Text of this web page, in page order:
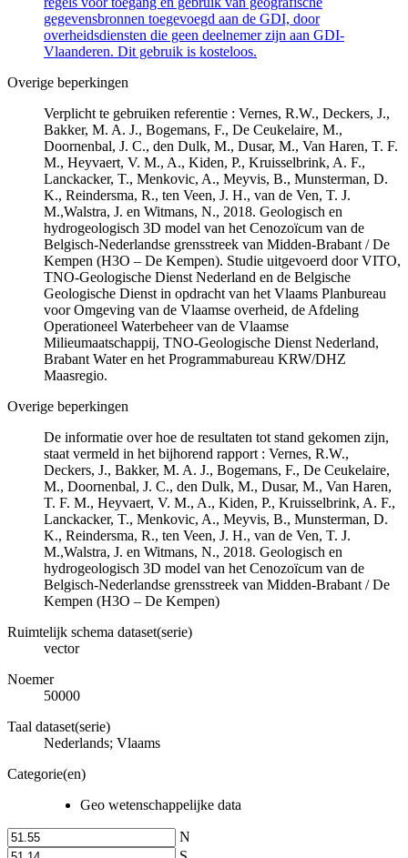
gegevensbronnen toegevoegd aan de GDI, door
overheidsdiensten die geen deelnemer zijn aan GDI-
Vlaanderen. Dit gebruik is kosteloos.
Overige beperkingen
Verplicht te gebruiken referentie : Vernes, R.W., Deckers, J.,
Bakker, M. A. J., Bogemans, F., De Ceukelaire, M.,
Doornenbal, J. C., den Dulk, M., Dusar, M., Van Haren, T. F.
M., Heyvaert, V. M., A., Kiden, P., Kruisselbrink, A. F.,
Lanckacker, T., Menkovic, A., Meyvis, B., Munsterman, D.
K., Reindersma, R., ten Veen, J. H., van de Ven, T. J.
M.,Walstra, J. en Witmans, N., 2018. Geologisch en
hydrogeologisch 3D model van het Cenozoïcum van de
Belgisch-Nederlandse grensstreek van Midden-Brabant / De
Kempen (H3O – De Kempen). Studie uitgevoerd door VITO,
TNO-Geologische Dienst Nederland en de Belgische
Geologische Dienst in opdracht van het Vlaams Planbureau
voor Omgeving van de Vlaamse overheid, de Afdeling
Operationeel Waterbeheer van de Vlaamse
Milieumaatschappij, TNO-Geologische Dienst Nederland,
Brabant Water en het Programmabureau KRW/DHZ
Maasregio.
Overige beperkingen
De informatie over hoe de resultaten tot stand gekomen zijn,
staat vermeld in het bijhorend rapport : Vernes, R.W.,
Deckers, J., Bakker, M. A. J., Bogemans, F., De Ceukelaire,
M., Doornenbal, J. C., den Dulk, M., Dusar, M., Van Haren,
T. F. M., Heyvaert, V. M., A., Kiden, P., Kruisselbrink, A. F.,
Lanckacker, T., Menkovic, A., Meyvis, B., Munsterman, D.
K., Reindersma, R., ten Veen, J. H., van de Ven, T. J.
M.,Walstra, J. en Witmans, N., 2018. Geologisch en
hydrogeologisch 3D model van het Cenozoïcum van de
Belgisch-Nederlandse grensstreek van Midden-Brabant / De
Kempen (H3O – De Kempen)
Ruimtelijk schema dataset(serie)
vector
Noemer
50000
Taal dataset(serie)
Nederlands; Vlaams
Categorie(en)
Geo wetenschappelijke data
N